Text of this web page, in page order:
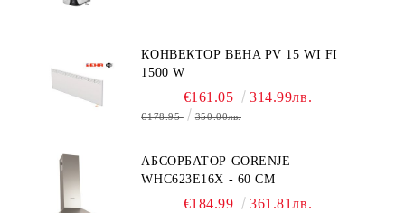
КОНВЕКТОР BEHA PV 15 WI FI
1500 W
€161.05 314.99лв.
€178.95 350.00лв.
АБСОРБАТОР GORENJE
WHC623E16X - 60 СМ
€184.99 361.81лв.